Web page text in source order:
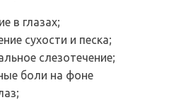
в глазах;
сухости и песка;
слезотечение;
боли на фоне